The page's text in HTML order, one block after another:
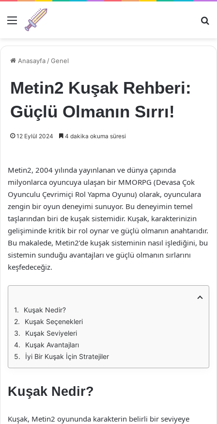
Menü
Anasayfa /Genel
Metin2 Kuşak Rehberi:
Güçlü Olmanın Sırrı!
12 Eylül 2024 4 dakika okuma süresi
Metin2, 2004 yılında yayınlanan ve dünya çapında
milyonlarca oyuncuya ulaşan bir MMORPG (Devasa Çok
Oyunculu Çevrimiçi Rol Yapma Oyunu) olarak, oyunculara
zengin bir oyun deneyimi sunuyor. Bu deneyimin temel
taşlarından biri de kuşak sistemidir. Kuşak, karakterinizin
gelişiminde kritik bir rol oynar ve güçlü olmanın anahtarıdır.
Bu makalede, Metin2’de kuşak sisteminin nasıl işlediğini, bu
sistemin sunduğu avantajları ve güçlü olmanın sırlarını
keşfedeceğiz.
Kuşak Nedir?
Kuşak Seçenekleri
Kuşak Seviyeleri
Kuşak Avantajları
İyi Bir Kuşak İçin Stratejiler
Kuşak Nedir?
Kuşak, Metin2 oyununda karakterin belirli bir seviyeye